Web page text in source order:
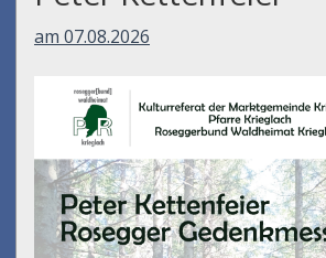
am 07.08.2026